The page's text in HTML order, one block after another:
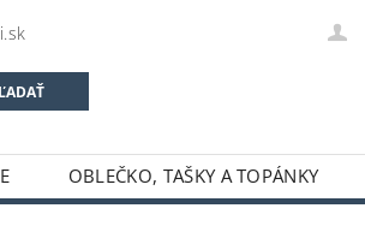
OBLEČKO, TAŠKY A TOPÁNKY